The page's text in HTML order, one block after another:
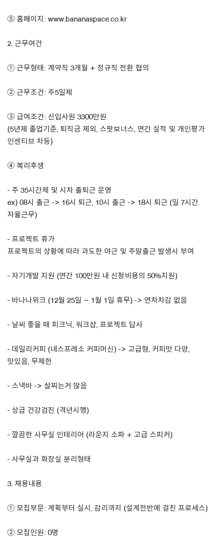
⑤ 홈페이지: www.bananaspace.co.kr
2. 근무여건
① 근무형태: 계약직 3개월 + 정규직 전환 협의
② 근무조건: 주5일제
③ 급여조건: 신입사원 3300만원
(5년제 졸업기준, 퇴직금 제외, 스팟보너스, 연간 실적 및 개인평가
인센티브 차등)
④ 복리후생
- 주 35시간제 및 시차 출퇴근 운영
ex) 08시 출근 -> 16시 퇴근, 10시 출근 -> 18시 퇴근 (일 7시간
자율근무)
- 프로젝트 휴가
프로젝트의 상황에 따라 과도한 야근 및 주말출근 발생시 부여
- 자기개발 지원 (연간 100만원 내 신청비용의 50%지원)
- 바나나위크 (12월 25일 ~ 1월 1일 휴무) -> 연차차감 없음
- 날씨 좋을 때 피크닉, 워크샵, 프로젝트 답사
- 데일리커피 (네스프레소 커피머신) -> 고급형, 커피맛 다양,
맛있음, 무제한
- 스낵바 -> 살찌는거 많음
- 상급 건강검진 (격년시행)
- 깔끔한 사무실 인테리어 (라운지 소파 + 고급 스피커)
- 사무실과 화장실 분리형태
3. 채용내용
① 모집부문: 계획부터 실시, 감리까지 (설계전반에 걸친 프로세스)
② 모집인원: 0명